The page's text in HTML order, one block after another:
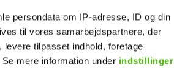
persondata om IP-adresse, ID og din
til vores samarbejdspartnere, der
tilpasset indhold, foretage
mere information under indstillinger
Foto: Niels Henrik